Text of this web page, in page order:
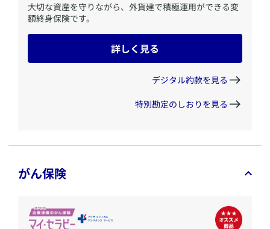
​大切な資産を守りながら、外貨建で積極運用ができる変
額終身保険です。
詳しく見る
デジタル約款を見る
特別勘定のしおりを見る
がん保険